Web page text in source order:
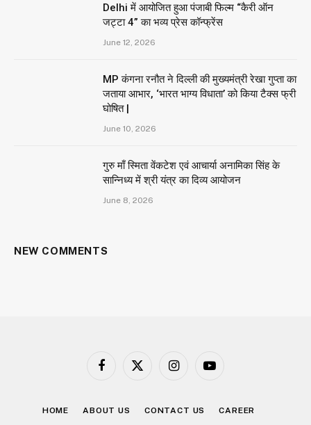
Delhi में आयोजित हुआ पंजाबी फिल्म “कैरी ऑन
जट्टा 4” का भव्य प्रेस कॉन्फ्रेंस
June 12, 2026
MP कंगना रनौत ने दिल्ली की मुख्यमंत्री रेखा गुप्ता का
जताया आभार, ‘भारत भाग्य विधाता’ को किया टैक्स फ्री
घोषित |
June 10, 2026
गुरु माँ स्मिता वेंकटेश एवं आचार्या अनामिका सिंह के
सान्निध्य में श्री यंत्र का दिव्य आयोजन
June 8, 2026
NEW COMMENTS
Facebook
X
InstagramYouTube
HOME ABOUT US CONTACT US CAREER